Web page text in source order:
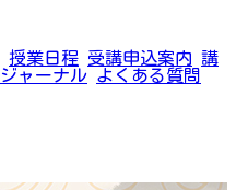
授業日程 受講申込案内 講
ャーナル よくある質問